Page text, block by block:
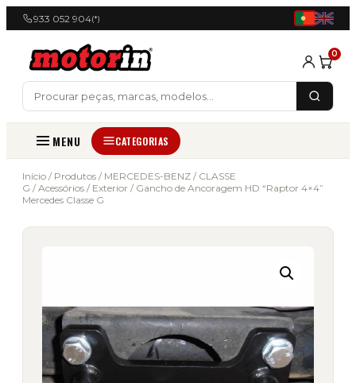
933 052 904(*)
0
MENU CATEGORIAS
Início / Produtos / MERCEDES-BENZ / CLASSE
G / Acessórios / Exterior / Gancho de Ancoragem HD “Raptor 4×4”
Mercedes Classe G